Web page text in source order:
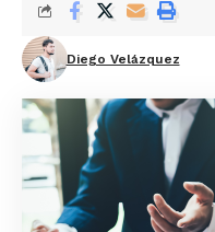
Diego Velázquez